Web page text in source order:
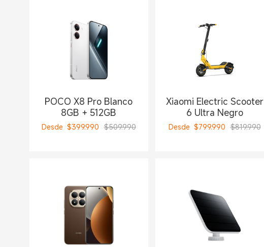
POCO X8 Pro Blanco
8GB + 512GB
Desde $399.990 $509.990
Xiaomi Electric Scooter
6 Ultra Negro
Desde $799.990 $819.990